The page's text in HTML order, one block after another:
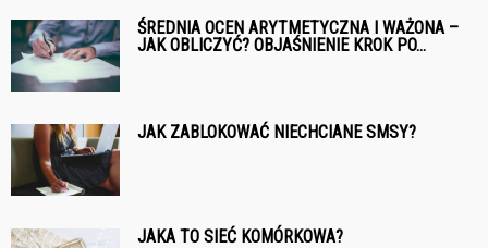
ŚREDNIA OCEN ARYTMETYCZNA I WAŻONA –
JAK OBLICZYĆ? OBJAŚNIENIE KROK PO...
JAK ZABLOKOWAĆ NIECHCIANE SMSY?
JAKA TO SIEĆ KOMÓRKOWA?